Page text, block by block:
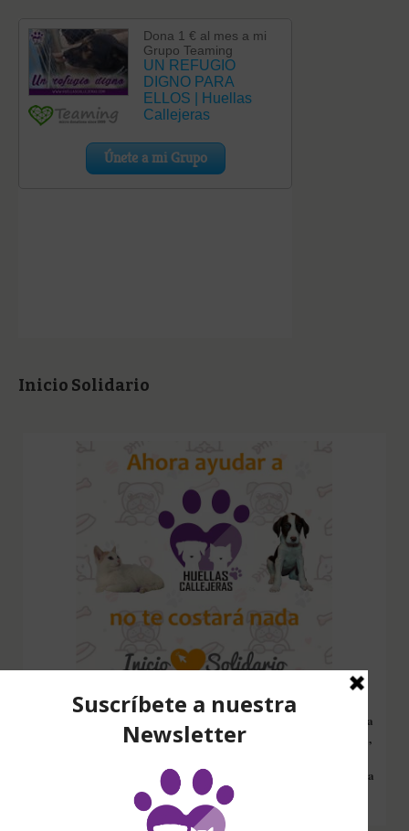
Inicio Solidario
Configura nuestro Inicio Solidario en todos tus dispositivos y cada
vez que entres a hacer una búsqueda en internet desde esa página,
Amazon desde ahí, tu compra será solidaria sin ningún coste extra
para ti.